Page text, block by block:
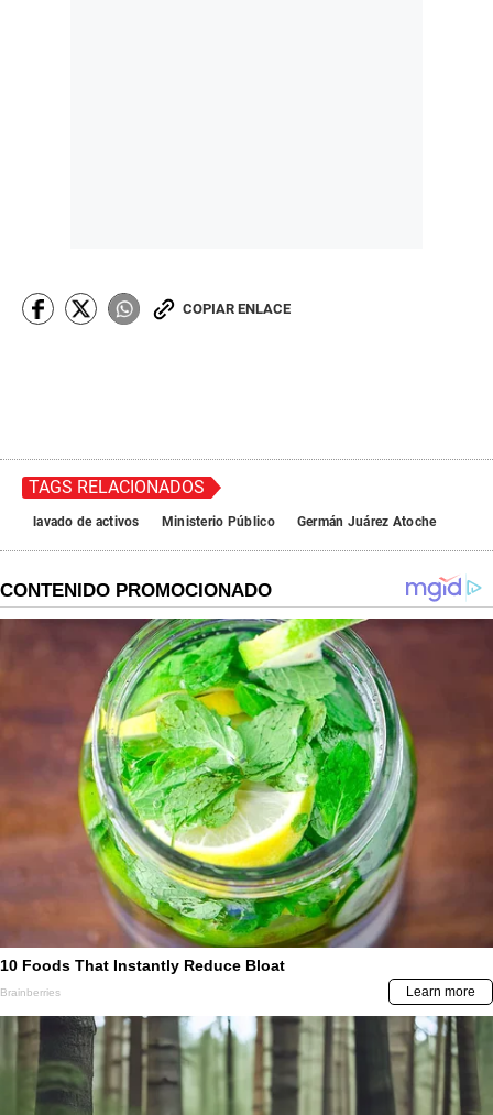
COPIAR ENLACE
TAGS RELACIONADOS
lavado de activos Ministerio Público Germán Juárez Atoche